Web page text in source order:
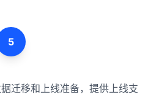
迁移和上线准备，提供上线支
5